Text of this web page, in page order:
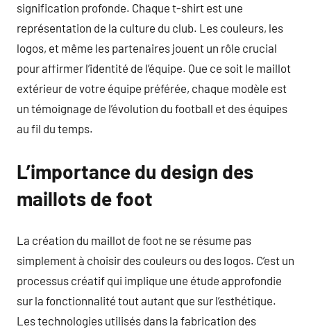
signification profonde. Chaque t-shirt est une
représentation de la culture du club. Les couleurs, les
logos, et même les partenaires jouent un rôle crucial
pour affirmer l’identité de l’équipe. Que ce soit le maillot
extérieur de votre équipe préférée, chaque modèle est
un témoignage de l’évolution du football et des équipes
au fil du temps.
L’importance du design des
maillots de foot
La création du maillot de foot ne se résume pas
simplement à choisir des couleurs ou des logos. C’est un
processus créatif qui implique une étude approfondie
sur la fonctionnalité tout autant que sur l’esthétique.
Les technologies utilisés dans la fabrication des